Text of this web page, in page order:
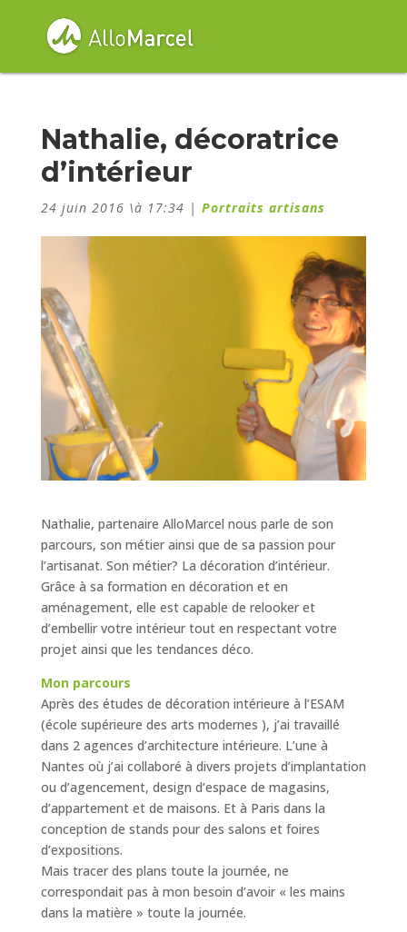
Nathalie, décoratrice
d’intérieur
24 juin 2016 \à 17:34 | Portraits artisans
Nathalie, partenaire AlloMarcel nous parle de son
parcours, son métier ainsi que de sa passion pour
l’artisanat. Son métier? La décoration d’intérieur.
Grâce à sa formation en décoration et en
aménagement, elle est capable de relooker et
d’embellir votre intérieur tout en respectant votre
projet ainsi que les tendances déco.
Mon parcours
Après des études de décoration intérieure à l’ESAM
(école supérieure des arts modernes ), j’ai travaillé
dans 2 agences d’architecture intérieure. L’une à
Nantes où j’ai collaboré à divers projets d’implantation
ou d’agencement, design d’espace de magasins,
d’appartement et de maisons. Et à Paris dans la
conception de stands pour des salons et foires
d’expositions.
Mais tracer des plans toute la journée, ne
correspondait pas à mon besoin d’avoir « les mains
dans la matière » toute la journée.